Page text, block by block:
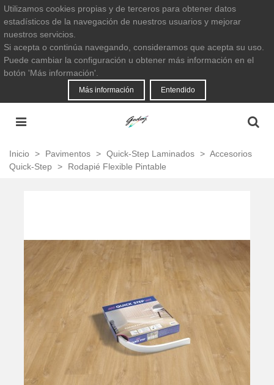
Utilizamos cookies propias y de terceros para obtener datos
estadísticos de la navegación de nuestros usuarios y mejorar
nuestros servicios.
Si acepta o continúa navegando, consideramos que acepta su uso.
Puede cambiar la configuración u obtener más información en el
botón 'Más información'.
Más información Entendido
Inicio > Pavimentos > Quick-Step Laminados > Accesorios
Quick-Step > Rodapié Flexible Pintable